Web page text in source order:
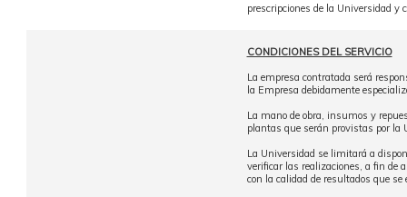
prescripciones de la Universidad y
CONDICIONES DEL SERVICIO
La empresa contratada será
la Empresa debidamente
La mano de obra, insumos y
plantas que serán provistas por la
La Universidad se limitará a
verificar las realizaciones, a fin de
con la calidad de resultados que se